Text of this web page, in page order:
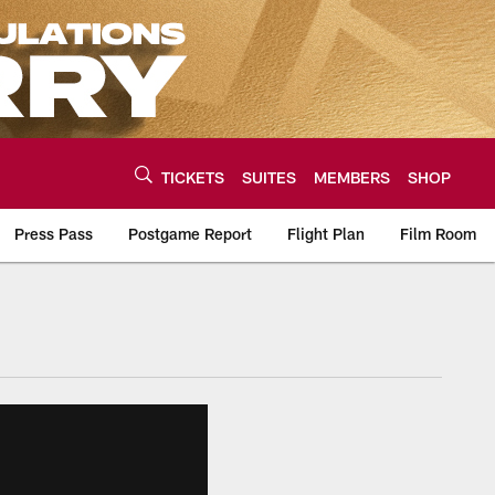
TICKETS SUITES MEMBERS SHOP
Press Pass Postgame Report Flight Plan Film Room